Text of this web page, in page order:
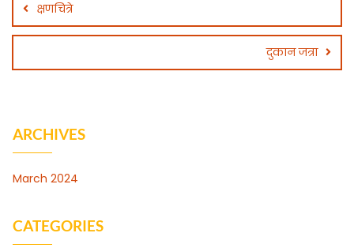
क्षणचित्रे
दुकान जत्रा
ARCHIVES
March 2024
CATEGORIES